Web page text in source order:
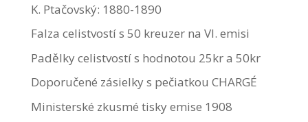
K. Ptačovský: 1880-1890
Falza celistvostí s 50 kreuzer na VI. emisi
Padělky celistvostí s hodnotou 25kr a 50kr
Doporučené zásielky s pečiatkou CHARGÉ
Ministerské zkusmé tisky emise 1908